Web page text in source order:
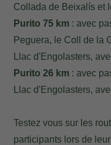
Collada de Beixalís et
Purito 75 km : avec
Peguera, le Coll de la
Llac d'Engolasters,
Purito 26 km : avec
Llac d'Engolasters,
Testez vous sur les
participants lors de